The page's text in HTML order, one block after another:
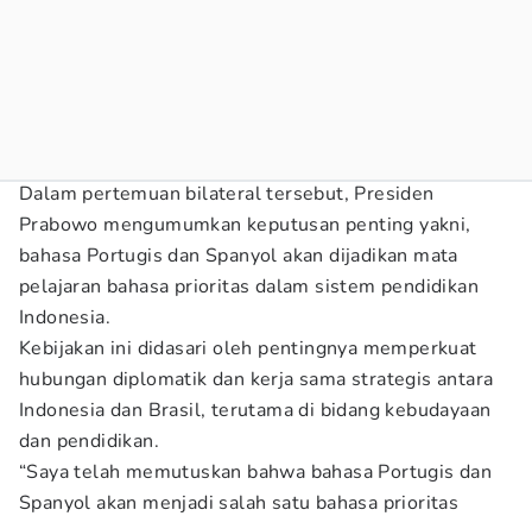
Dalam pertemuan bilateral tersebut, Presiden
Prabowo mengumumkan keputusan penting yakni,
bahasa Portugis dan Spanyol akan dijadikan mata
pelajaran bahasa prioritas dalam sistem pendidikan
Indonesia.
Kebijakan ini didasari oleh pentingnya memperkuat
hubungan diplomatik dan kerja sama strategis antara
Indonesia dan Brasil, terutama di bidang kebudayaan
dan pendidikan.
“Saya telah memutuskan bahwa bahasa Portugis dan
Spanyol akan menjadi salah satu bahasa prioritas